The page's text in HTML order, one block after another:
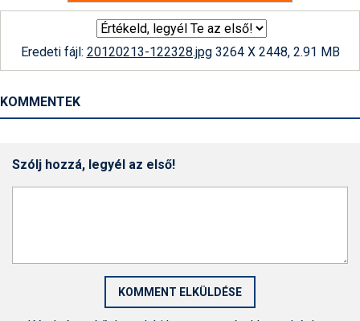
Eredeti fájl: 20120213-122328.jpg3264 X 2448, 2.91 MB
KOMMENTEK
Szólj hozzá, legyél az első!